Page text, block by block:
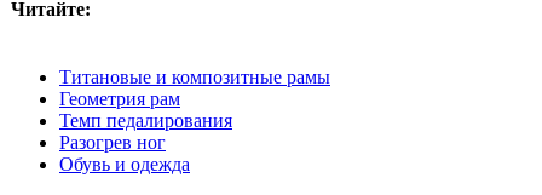
Читайте:
Титановые и композитные рамы
Геометрия рам
Темп педалирования
Разогрев ног
Обувь и одежда